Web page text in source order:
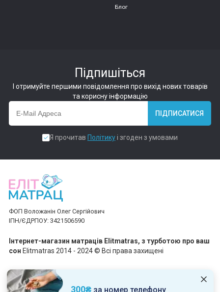
300₴за номер телефону
Блог
Підпишіться
І отримуйте першими повідомлення про вихід нових товарів
та корисну інформацію
ПІДПИСАТИСЯ
Я прочитав Політикуі згоден з умовами
ФОП Воложанін Олег Сергійович
ІПН/ЄДРПОУ: 3421506590
Інтернет-магазин матраців Elitmatras, з турботою про ваш
сон Elitmatras 2014 - 2024 © Всі права захищені
Приймаємо платежі